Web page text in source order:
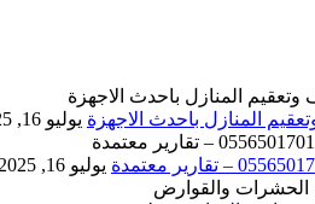
يوليو 16, 2025
يوليو 16, 2025